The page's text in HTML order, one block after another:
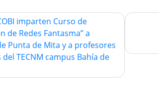
imparten Curso de
de Redes Fantasma” a
Punta de Mita y a profesores
TECNM campus Bahía de